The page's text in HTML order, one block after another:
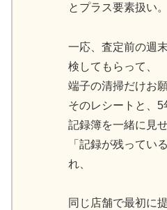
とプラス要素扱い。
一応、査定前の週
検してもらって、
端子の清掃だけお
そのレシートと、
記録簿を一緒に見せ
「記録が残ってい
れ、
同じ店舗で最初に